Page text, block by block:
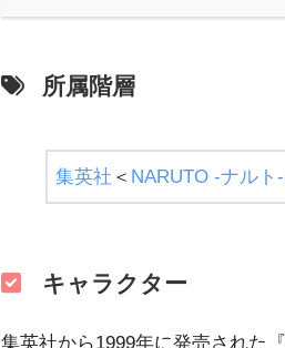
所属階層
集英社 ＜ NARUTO -ナルト-
キャラクター
集英社から1999年に発売された『